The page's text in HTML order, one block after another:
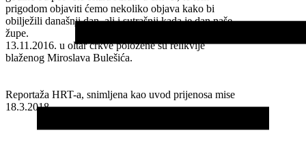
prigodom objaviti ćemo nekoliko objava kako bi
obilježili današnji dan, ali i sutrašnji kada je dan naše
župe.
13.11.2016. u oltar crkve položene su relikvije
blaženog Miroslava Bulešića.
Reportaža HRT-a, snimljena kao uvod prijenosa mise
18.3.2018.